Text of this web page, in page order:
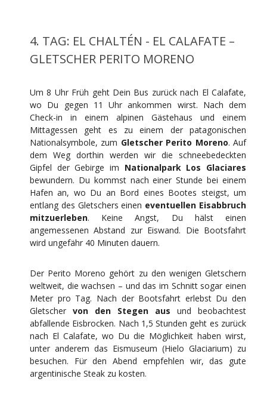
4. TAG: EL CHALTÉN - EL CALAFATE –
GLETSCHER PERITO MORENO
Um 8 Uhr Früh geht Dein Bus zurück nach El Calafate,
wo Du gegen 11 Uhr ankommen wirst. Nach dem
Check-in in einem alpinen Gästehaus und einem
Mittagessen geht es zu einem der patagonischen
Nationalsymbole, zum Gletscher Perito Moreno. Auf
dem Weg dorthin werden wir die schneebedeckten
Gipfel der Gebirge im Nationalpark Los Glaciares
bewundern. Du kommst nach einer Stunde bei einem
Hafen an, wo Du an Bord eines Bootes steigst, um
entlang des Gletschers einen eventuellen Eisabbruch
mitzuerleben. Keine Angst, Du hälst einen
angemessenen Abstand zur Eiswand. Die Bootsfahrt
wird ungefähr 40 Minuten dauern.
Der Perito Moreno gehört zu den wenigen Gletschern
weltweit, die wachsen – und das im Schnitt sogar einen
Meter pro Tag. Nach der Bootsfahrt erlebst Du den
Gletscher von den Stegen aus und beobachtest
abfallende Eisbrocken. Nach 1,5 Stunden geht es zurück
nach El Calafate, wo Du die Möglichkeit haben wirst,
unter anderem das Eismuseum (Hielo Glaciarium) zu
besuchen. Für den Abend empfehlen wir, das gute
argentinische Steak zu kosten.